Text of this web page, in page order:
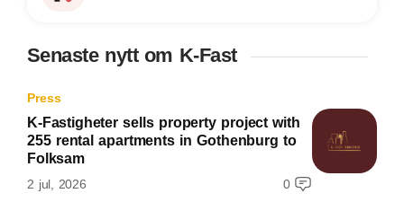
Senaste nytt om K-Fast
Press
K-Fastigheter sells property project with
255 rental apartments in Gothenburg to
Folksam
2 jul, 2026 0